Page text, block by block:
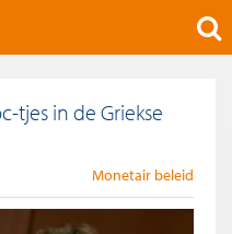
tjes in de Griekse
Monetair beleid